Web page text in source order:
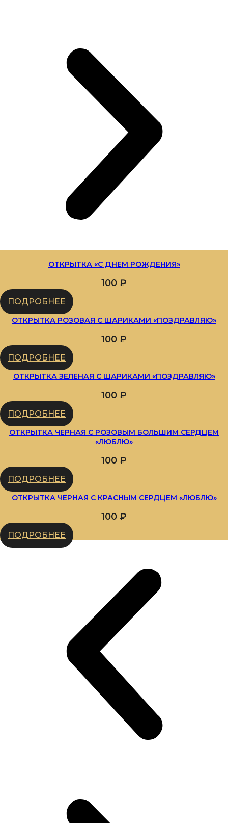
ОТКРЫТКА «С ДНЕМ РОЖДЕНИЯ»
100 ₽
ПОДРОБНЕЕ
ОТКРЫТКА РОЗОВАЯ С ШАРИКАМИ «ПОЗДРАВЛЯЮ»
100 ₽
ПОДРОБНЕЕ
ОТКРЫТКА ЗЕЛЕНАЯ С ШАРИКАМИ «ПОЗДРАВЛЯЮ»
100 ₽
ПОДРОБНЕЕ
ОТКРЫТКА ЧЕРНАЯ С РОЗОВЫМ БОЛЬШИМ СЕРДЦЕМ
«ЛЮБЛЮ»
100 ₽
ПОДРОБНЕЕ
ОТКРЫТКА ЧЕРНАЯ С КРАСНЫМ СЕРДЦЕМ «ЛЮБЛЮ»
100 ₽
ПОДРОБНЕЕ